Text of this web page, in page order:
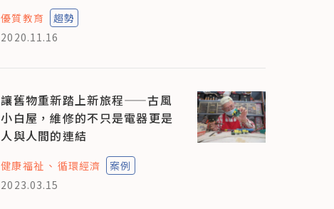
優質教育
趨勢
2020.11.16
讓舊物重新踏上新旅程——古風
小白屋，維修的不只是電器更是
人與人間的連結
健康福祉 循環經濟
案例
2023.03.15